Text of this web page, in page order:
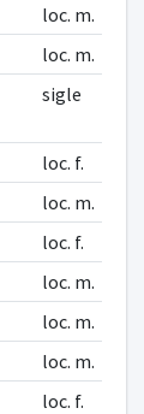
loc. m.
loc. m.
sigle
loc. f.
loc. m.
loc. f.
loc. m.
loc. m.
loc. m.
loc. f.